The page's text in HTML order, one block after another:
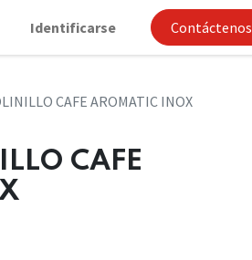
Identificarse Contáctenos
CAFE AROMATIC INOX
CAFE